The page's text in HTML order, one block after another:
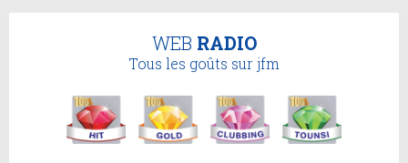
WEB RADIO
Tous les goûts sur jfm